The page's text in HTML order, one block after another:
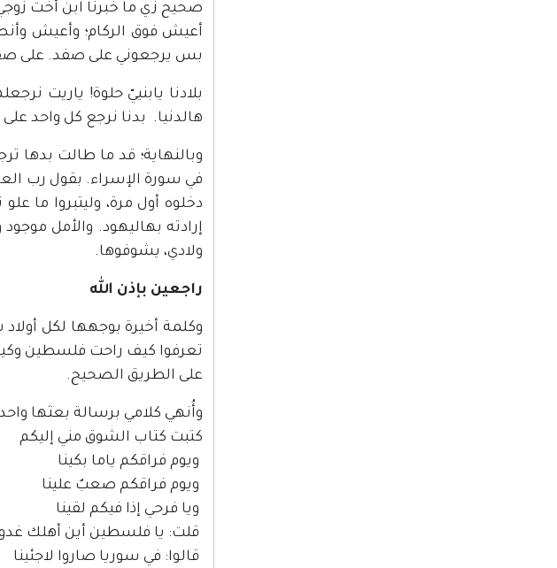
صحيح زي ما خبرنا ابن أخت
أعيش فوق الركام؛ وأعيش
بس يرجعوني على صفد. على صفد
بلادنا يابنييّ حلوة! ياريت
هالدنيا. بدنا نرجع كل واحد على
وبالنهاية؛ قد ما طالت بدها
في سورة الإسراء. بقول رب
دخلوه أول مرة، وليتبروا ما
إرادته بهاليهود. والأمل
ولادي، يشوفوها.
راجعين بإذن الله
وكلمة أخيرة بوجهها لكل أولاد
تعرفوا كيف راحت فلسطين وكيف
على الطريق الصحيح.
وأُنهي كلامي برسالة بعثها
كتبت كتاب الشوق مني إليكم
ويوم فراقكم ياما بكينا
ويوم فراقكم صعبٌ علينا
ويا فرحي إذا فيكم لقينا
قلت: يا فلسطين أين أهلك
قالوا: في سوريا صاروا لاجئينا